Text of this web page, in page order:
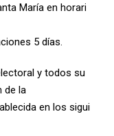
María en horari
5 días.
y todos su
de la
en los sigui